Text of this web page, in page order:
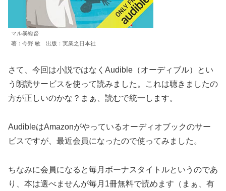
マル暴総督
著：今野 敏 出版：実業之日本社
さて、今回は小説ではなくAudible（オーディブル）とい
う朗読サービスを使って読みました。これは聴きましたの
方が正しいのかな？まぁ、読むで統一します。
AudibleはAmazonがやっているオーディオブックのサー
ビスですが、最近会員になったので使ってみました。
ちなみに会員になると毎月ボーナスタイトルというのであ
り、本は選べませんが毎月1冊無料で読めます（まぁ、有